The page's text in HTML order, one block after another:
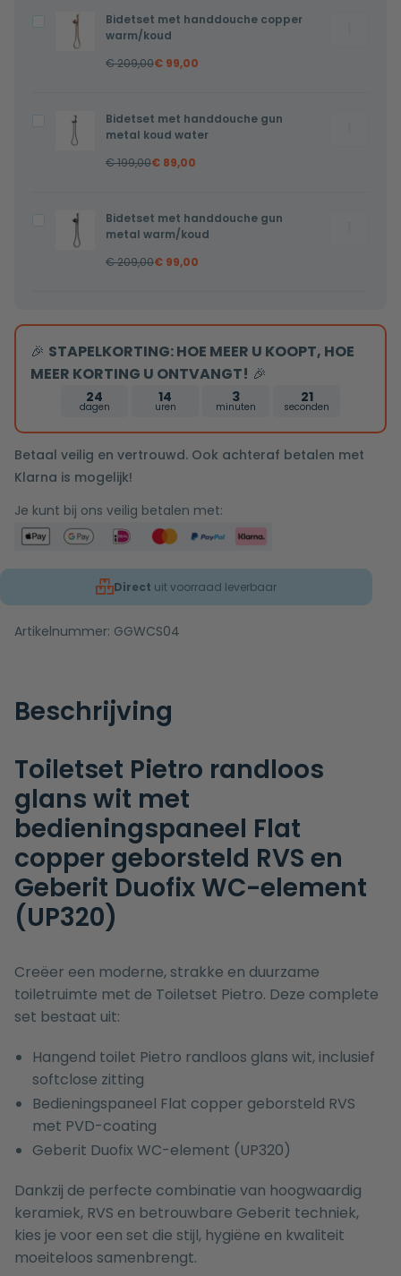
koud
water
Bidetset
met
handdouche
warm/koud
Bidetset met handdouche copper
warm/koud
€209,00€ 99,00
Bidetset
met
handdouche
metal
koud
Bidetset met handdouche gun
metal koud water
€199,00€ 89,00
Bidetset
met
handdouche
Bidetset met handdouche gun
metal warm/koud
warm/
aantal
€209,00€ 99,00
🎉 STAPELKORTING: HOE MEER U KOOPT, HOE
MEER KORTING U ONTVANGT! 🎉
24
dagen
14
uren
3
minuten
20
seconden
Betaal veilig en vertrouwd. Ook achteraf betalen met
Klarna is mogelijk!
Je kunt bij ons veilig betalen met:
Direct uit voorraad leverbaar
Artikelnummer: GGWCS04
Beschrijving
Toiletset Pietro randloos
glans wit met
bedieningspaneel Flat
copper geborsteld RVS en
Geberit Duofix WC-element
(UP320)
Creëer een moderne, strakke en duurzame
toiletruimte met de Toiletset Pietro. Deze complete
set bestaat uit:
Hangend toilet Pietro randloos glans wit, inclusief
softclose zitting
Bedieningspaneel Flat copper geborsteld RVS
met PVD-coating
Geberit Duofix WC-element (UP320)
Dankzij de perfecte combinatie van hoogwaardig
keramiek, RVS en betrouwbare Geberit techniek,
kies je voor een set die stijl, hygiëne en kwaliteit
moeiteloos samenbrengt.